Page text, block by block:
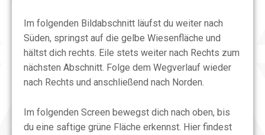
Im folgenden Bildabschnitt läufst du weiter nach
Süden, springst auf die gelbe Wiesenfläche und
hältst dich rechts. Eile stets weiter nach Rechts zum
nächsten Abschnitt. Folge dem Wegverlauf wieder
nach Rechts und anschließend nach Norden.
Im folgenden Screen bewegst dich nach oben, bis
du eine saftige grüne Fläche erkennst. Hier findest